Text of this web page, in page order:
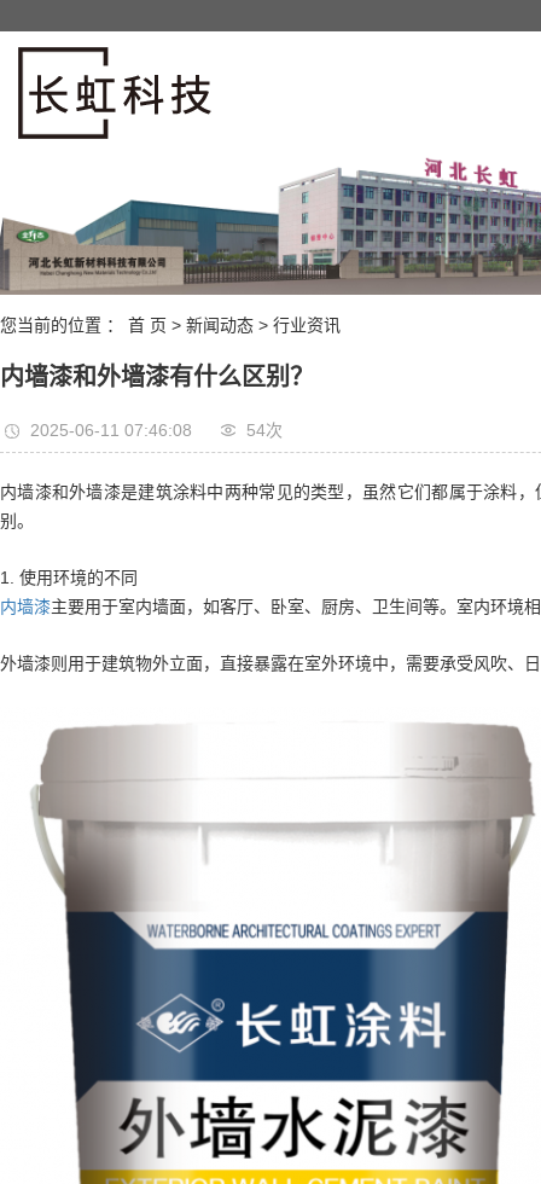
您当前的位置 ： 首 页 > 新闻动态 > 行业资讯
内墙漆和外墙漆有什么区别？
2025-06-11 07:46:08 54次
内墙漆和外墙漆是建筑涂料中两种常见的类型，虽然它们都属于涂料
别。
1. 使用环境的不同
内墙漆主要用于室内墙面，如客厅、卧室、厨房、卫生间等。室内环境
外墙漆则用于建筑物外立面，直接暴露在室外环境中，需要承受风吹、